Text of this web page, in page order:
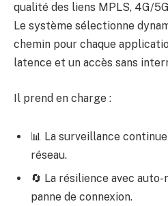
qualité des liens MPLS, 4G/
Le système sélectionne
chemin pour chaque
latence et un accès sans
Il prend en charge :
📊 La surveillance
réseau.
🔄 La résilience avec
panne de connexion.